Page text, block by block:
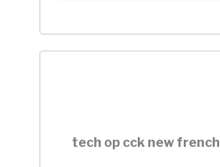
tech op cck new french